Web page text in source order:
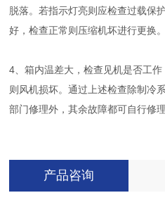
脱落。若指示灯亮则应检查过载保
好，检查正常则压缩机坏进行更换。
4、箱内温差大，检查见机是否工
则风机损坏。通过上述检查除制冷
部门修理外，其余故障都可自行修理
产品咨询